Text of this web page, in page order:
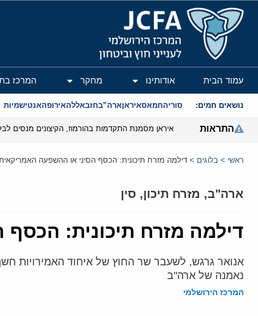
המרכז הירושלמי לענייני חוץ וביטחון
עמוד הבית אודותינו מחקר המרכז
נושאים חמים: סוריהחמאסאיראןארה”בחזבאללהאירופהאנטישמיות
התראות איראן מסמנת התקדמות בהורמוז, הקיצונים מנסים
ראשי > בלוגים > דילמה מזרח תיכונית: הכסף הסיני או ההשפעה
ארה"ב, מזרח תיכון, סין
דילמה מזרח תיכונית:
אנואר גרגש, לשעבר שר החוץ של איחוד האמירויות
נאמנה של ארה"ב
המרכז הירושלמי